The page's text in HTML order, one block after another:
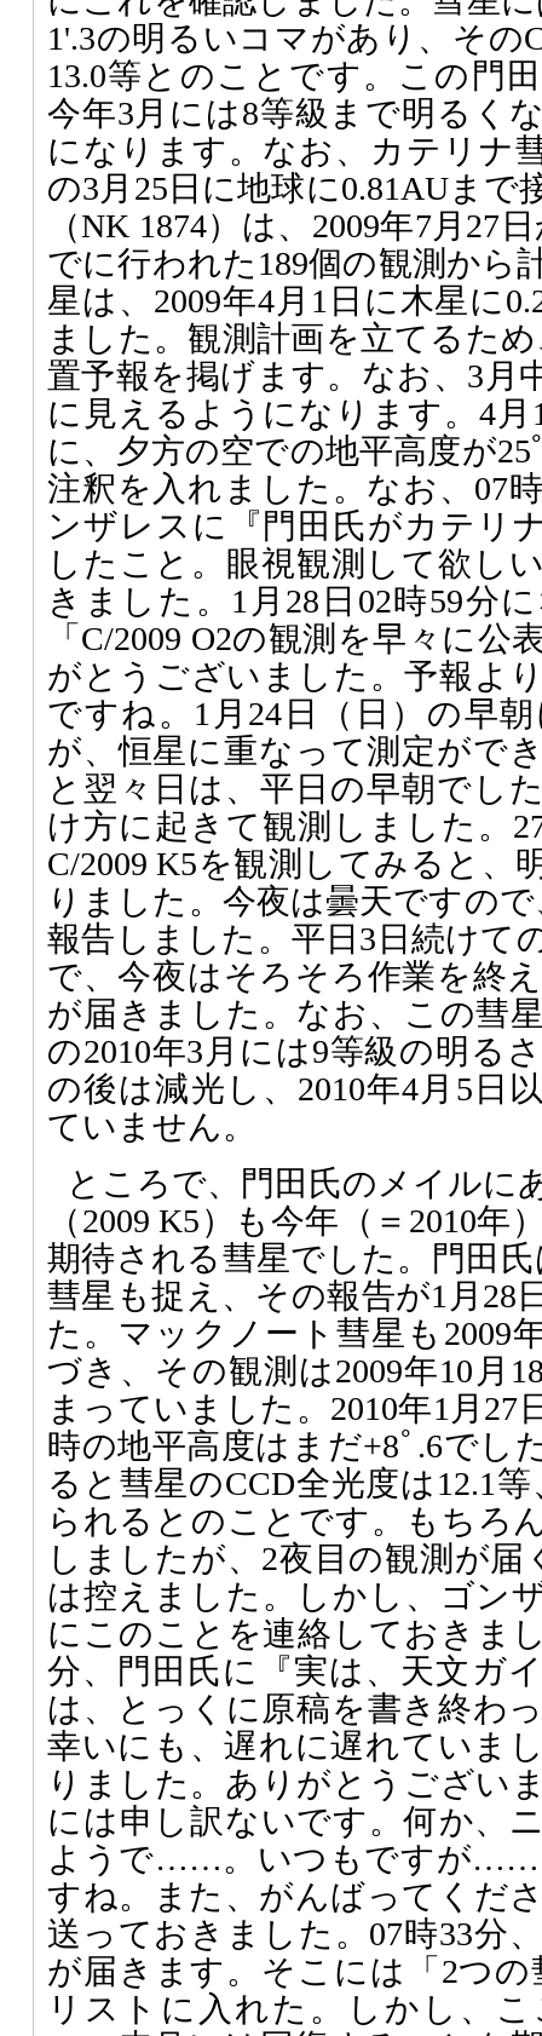
1'.3の明るいコマがあり、その
13.0等とのことです。この門
今年3月には8等級まで明るく
になります。なお、カテリナ
の3月25日に地球に0.81AUまで
（NK 1874）は、2009年7月27
でに行われた189個の観測から
星は、2009年4月1日に木星に
ました。観測計画を立てるた
置予報を掲げます。なお、3月
に見えるようになります。4
に、夕方の空での地平高度が
注釈を入れました。なお、07
ンザレスに『門田氏がカテリ
したこと。眼視観測して欲し
きました。1月28日02時59分
「C/2009 O2の観測を早々に
がとうございました。予報よ
ですね。1月24日（日）の早
が、恒星に重なって測定がで
と翌々日は、平日の早朝でし
け方に起きて観測しました。
C/2009 K5を観測してみると、
りました。今夜は曇天ですの
報告しました。平日3日続けて
で、今夜はそろそろ作業を終
が届きました。なお、この彗
の2010年3月には9等級の明る
の後は減光し、2010年4月5日
ていません。
ところで、門田氏のメイルに
（2009 K5）も今年（＝2010
期待される彗星でした。門田
彗星も捉え、その報告が1月28
た。マックノート彗星も2009
づき、その観測は2009年10月
まっていました。2010年1月27
時の地平高度はまだ+8ﾟ.6でし
ると彗星のCCD全光度は12.1
られるとのことです。もちろ
しましたが、2夜目の観測が届
は控えました。しかし、ゴン
にこのことを連絡しておきま
分、門田氏に『実は、天文ガ
は、とっくに原稿を書き終わ
幸いにも、遅れに遅れていま
りました。ありがとうござい
には申し訳ないです。何か、
ようで……。いつもですが……
すね。また、がんばってくだ
送っておきました。07時33分
が届きます。そこには「2つ
リストに入れた。しかし、